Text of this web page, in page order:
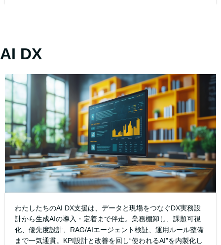
AI DX
わたしたちのAI DX支援は、データと現場をつなぐDX実務設
計から生成AIの導入・定着まで伴走。業務棚卸し、課題可視
化、優先度設計、RAG/AIエージェント検証、運用ルール整備
まで一気通貫。KPI設計と改善を回し“使われるAI”を内製化し